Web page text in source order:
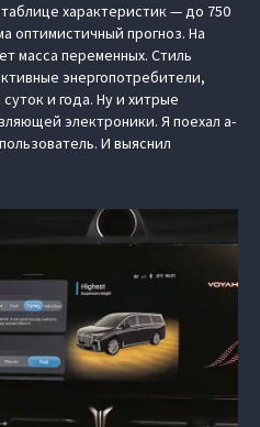
характеристик — до 750
оптимистичный прогноз. На
масса переменных. Стиль
энергопотребители,
и года. Ну и хитрые
электроники. Я поехал а-
И выяснил